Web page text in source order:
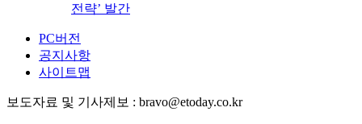
전략’ 발간
PC버전
공지사항
사이트맵
보도자료 및 기사제보 : bravo@etoday.co.kr